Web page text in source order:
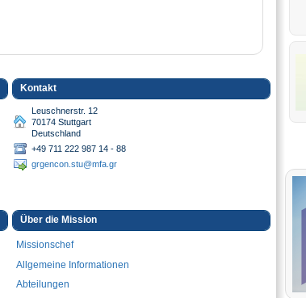
Kontakt
Leuschnerstr. 12
70174 Stuttgart
Deutschland
+49 711 222 987 14 - 88
grgencon.stu@mfa.gr
Über die Mission
Missionschef
Allgemeine Informationen
Abteilungen